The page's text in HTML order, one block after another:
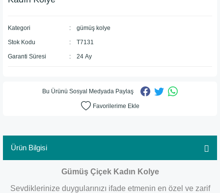
Kategori gümüş kolye
Stok Kodu T7131
Garanti Süresi 24 Ay
Bu Ürünü Sosyal Medyada Paylaş
Ürün Bilgisi
Gümüş Çiçek Kadın Kolye
Sevdiklerinize duygularınızı ifade etmenin en özel ve zarif